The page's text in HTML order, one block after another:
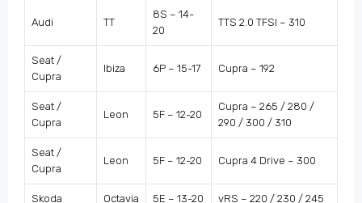
Audi TT
8S – 14-
20
TTS 2.0 TFSI – 310
Seat /
Cupra
Ibiza 6P – 15-17 Cupra – 192
Seat /
Cupra
Leon 5F – 12-20
Cupra – 265 / 280 /
290 / 300 / 310
Seat /
Cupra
Leon 5F – 12-20 Cupra 4 Drive – 300
Skoda Octavia 5E – 13-20 vRS – 220 / 230 / 245